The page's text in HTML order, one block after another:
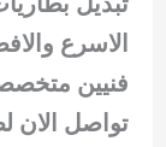
الاسرع
فنيين
تواصل